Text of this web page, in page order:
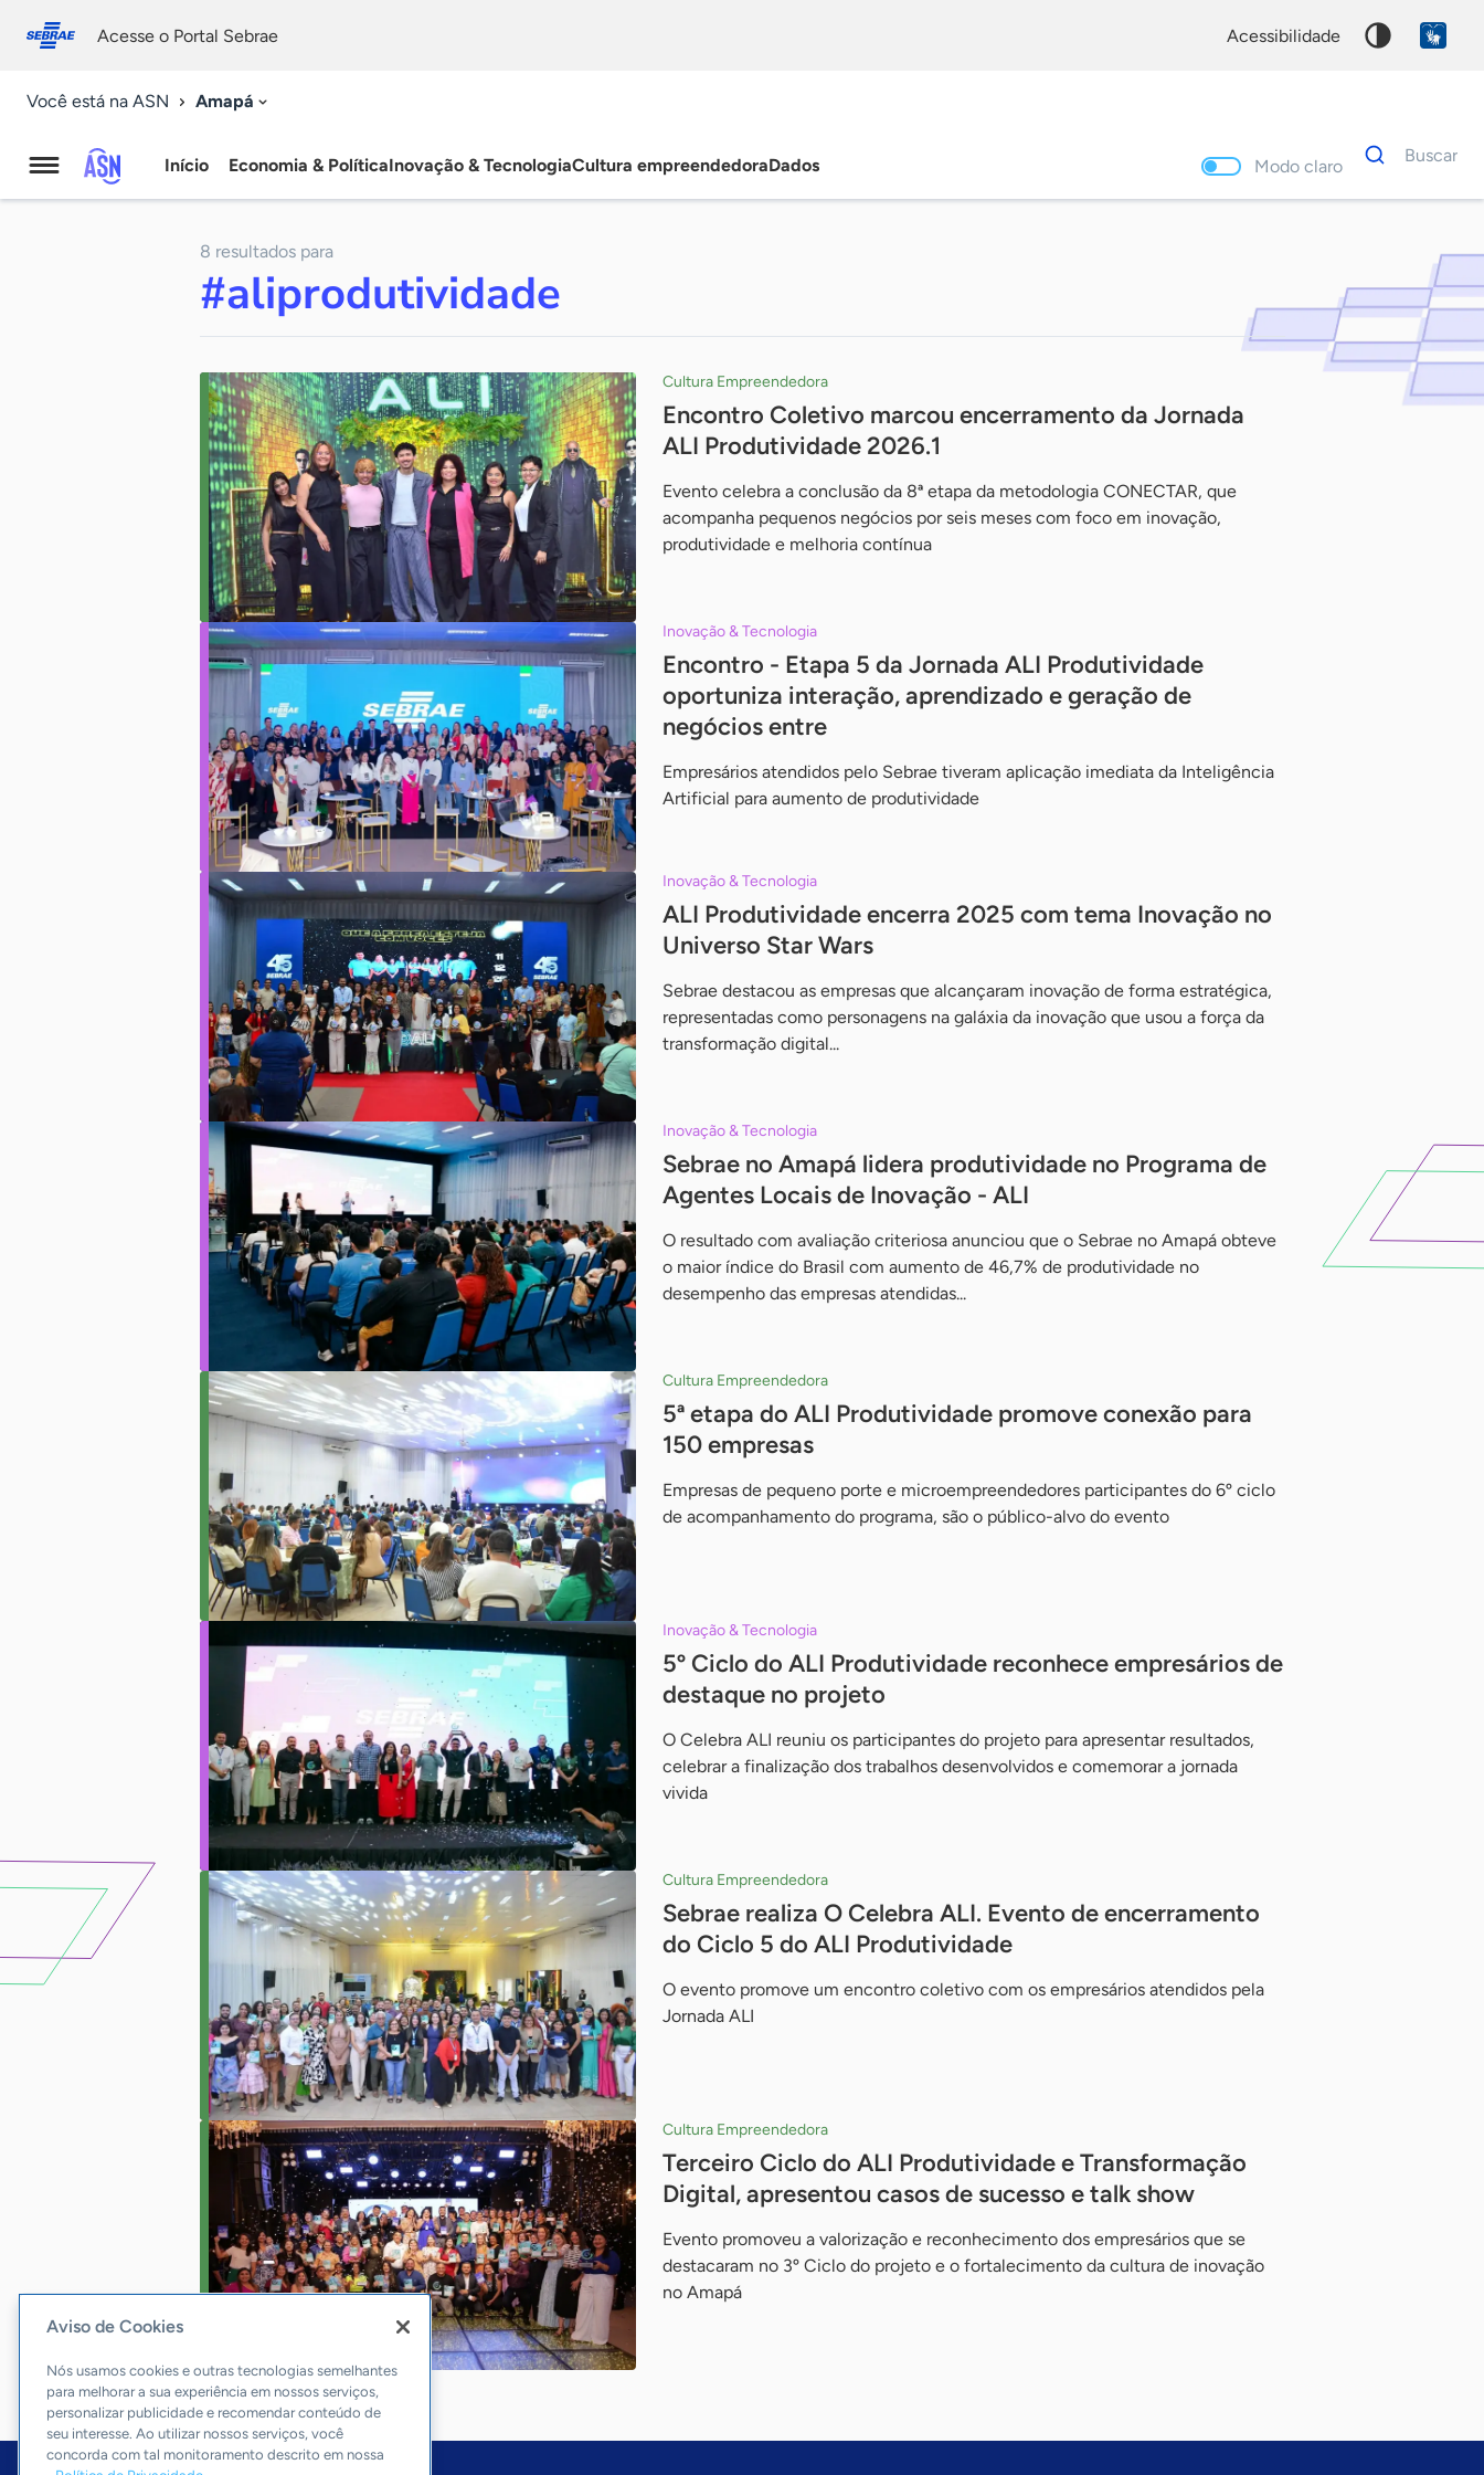
conosco
Acesse o Portal Sebrae acessibilidade
Você está na ASN Amapá
Agência
Notícias
Início Economia & PolíticaInovação & TecnologiaCultura empreendedoraDados Modo claro
Dados
para
Buscar
8 resultados para
#aliprodutividade
Cultura Empreendedora
Encontro Coletivo marcou encerramento da Jornada
ALI Produtividade 2026.1
Evento celebra a conclusão da 8ª etapa da metodologia CONECTAR, que
acompanha pequenos negócios por seis meses com foco em inovação,
produtividade e melhoria contínua
Inovação & Tecnologia
Encontro - Etapa 5 da Jornada ALI Produtividade
oportuniza interação, aprendizado e geração de
negócios entre
Empresários atendidos pelo Sebrae tiveram aplicação imediata da Inteligência
Artificial para aumento de produtividade
Inovação & Tecnologia
ALI Produtividade encerra 2025 com tema Inovação no
Universo Star Wars
Sebrae destacou as empresas que alcançaram inovação de forma estratégica,
representadas como personagens na galáxia da inovação que usou a força da
transformação digital...
Inovação & Tecnologia
Sebrae no Amapá lidera produtividade no Programa de
Agentes Locais de Inovação - ALI
O resultado com avaliação criteriosa anunciou que o Sebrae no Amapá obteve
o maior índice do Brasil com aumento de 46,7% de produtividade no
desempenho das empresas atendidas...
Cultura Empreendedora
5ª etapa do ALI Produtividade promove conexão para
150 empresas
Empresas de pequeno porte e microempreendedores participantes do 6º ciclo
de acompanhamento do programa, são o público-alvo do evento
Inovação & Tecnologia
5º Ciclo do ALI Produtividade reconhece empresários de
destaque no projeto
O Celebra ALI reuniu os participantes do projeto para apresentar resultados,
celebrar a finalização dos trabalhos desenvolvidos e comemorar a jornada
vivida
Cultura Empreendedora
Sebrae realiza O Celebra ALI. Evento de encerramento
do Ciclo 5 do ALI Produtividade
O evento promove um encontro coletivo com os empresários atendidos pela
Jornada ALI
Cultura Empreendedora
Terceiro Ciclo do ALI Produtividade e Transformação
Digital, apresentou casos de sucesso e talk show
Evento promoveu a valorização e reconhecimento dos empresários que se
destacaram no 3º Ciclo do projeto e o fortalecimento da cultura de inovação
no Amapá
Aviso de Cookies
Nós usamos cookies e outras tecnologias semelhantes
para melhorar a sua experiência em nossos serviços,
personalizar publicidade e recomendar conteúdo de
seu interesse. Ao utilizar nossos serviços, você
concorda com tal monitoramento descrito em nossa